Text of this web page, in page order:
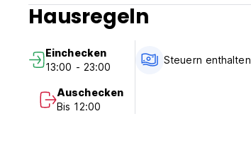
Frühstück inkludiert.
Keine Ausgangssperre.
Haustierfreundlich.
(Auto-translated from original language)
Hausregeln
Einchecken
13:00 - 23:00
Auschecken
Bis 12:00
Steuern enthalten